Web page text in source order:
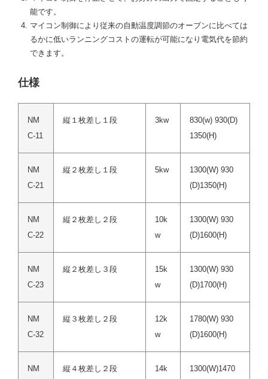
能です。
マイコン制御により従来の自動温度調節のオーブンに比べては
るかに低いランニングコストの運転が可能になり電気代を節約
できます。
仕様
NM
C-11
縦１枚差し１段 3kw
830(w) 930(D)
1350(H)
NM
C-21
縦２枚差し１段 5kw
1300(W) 930
(D)1350(H)
NM
C-22
縦２枚差し２段
10k
w
1300(W) 930
(D)1600(H)
NM
C-23
縦２枚差し３段
15k
w
1300(W) 930
(D)1700(H)
NM
C-32
縦３枚差し２段
12k
w
1780(W) 930
(D)1600(H)
NM
縦４枚差し２段
14k
1300(W)1470